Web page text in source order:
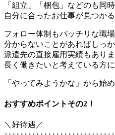
「組立」「梱包」などのも同
自分に合ったお仕事が見つか
フォロー体制もバッチリな職場
分からないことがあればしっ
派遣先の直接雇用実績もありま
長く働きたいと考えている方
「やってみようかな」から始
おすすめポイントその2！
＼好待遇／